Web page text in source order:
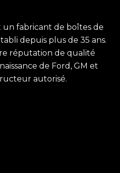
un fabricant de boîtes de
depuis plus de 35 ans.
réputation de qualité
de Ford, GM et
autorisé.